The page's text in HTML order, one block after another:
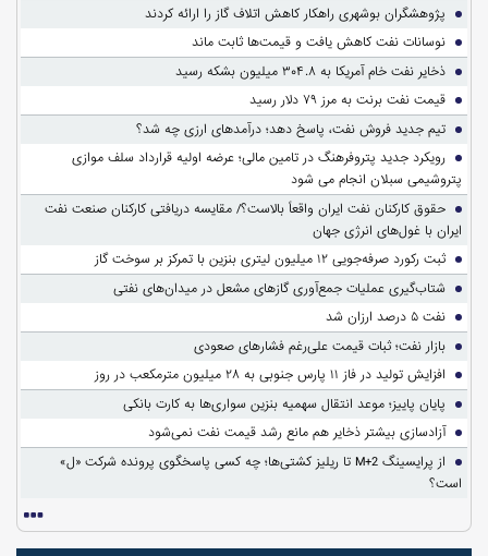
پژوهشگران بوشهری راهکار کاهش اتلاف گاز را ارائه کردند
نوسانات نفت کاهش یافت و قیمت‌ها ثابت ماند
ذخایر نفت خام آمریکا به ۳۰۴.۸ میلیون بشکه رسید
قیمت نفت برنت به مرز ۷۹ دلار رسید
تیم جدید فروش نفت، پاسخ دهد؛ درآمدهای ارزی چه شد؟
رویکرد جدید پتروفرهنگ در تامین مالی؛ عرضه اولیه قرارداد سلف موازی
پتروشیمی سبلان انجام می شود
حقوق کارکنان نفت ایران واقعاً بالاست؟/ مقایسه دریافتی کارکنان صنعت نفت
ایران با غول‌های انرژی جهان
ثبت رکورد صرفه‌جویی ۱۲ میلیون لیتری بنزین با تمرکز بر سوخت گاز
شتاب‌گیری عملیات جمع‌آوری گازهای مشعل در میدان‌های نفتی
نفت ۵ درصد ارزان شد
بازار نفت؛ ثبات قیمت علی‌رغم فشارهای صعودی
افزایش تولید در فاز ۱۱ پارس جنوبی به ۲۸ میلیون مترمکعب در روز
پایان پاییز؛ موعد انتقال سهمیه بنزین سواری‌ها به کارت بانکی
آزادسازی بیشتر ذخایر هم مانع رشد قیمت نفت نمی‌شود
از پرایسینگ M+2 تا ریلیز کشتی‌ها؛ چه کسی پاسخگوی پرونده شرکت «ل»
است؟